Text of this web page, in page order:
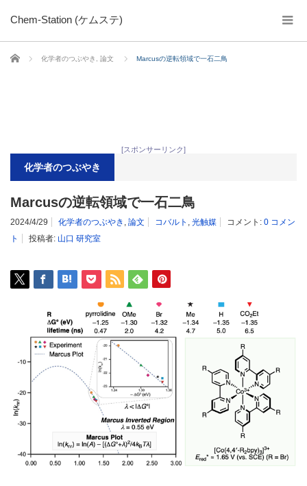
Chem-Station (ケムステ)
ホーム 化学者のつぶやき 論文 Marcusの逆転領域で一石二鳥
[スポンサーリンク]
化学者のつぶやき
Marcusの逆転領域で一石二鳥
2024/4/29 化学者のつぶやき , 論文 コバルト , 光触媒 コメント: 0 コメン
ト
投稿者: 山口 研究室